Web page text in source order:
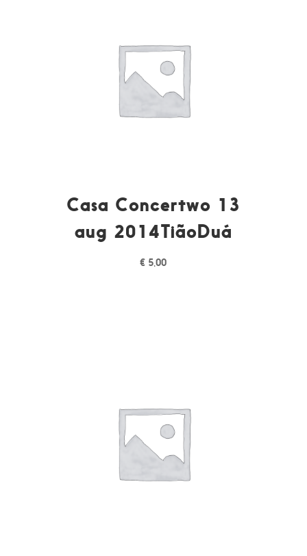
Casa Concertwo 13
aug 2014TiãoDuá
€ 5,00